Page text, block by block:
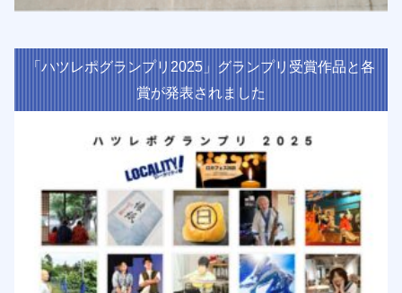
「ハツレポグランプリ2025」グランプリ受賞作品と各
賞が発表されました